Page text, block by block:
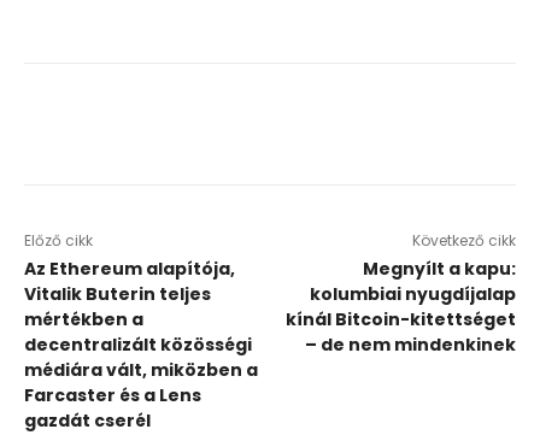
Előző cikk
Az Ethereum alapítója,
Vitalik Buterin teljes
mértékben a
decentralizált közösségi
médiára vált, miközben a
Farcaster és a Lens
gazdát cserél
Következő cikk
Megnyílt a kapu:
kolumbiai nyugdíjalap
kínál Bitcoin-kitettséget
– de nem mindenkinek